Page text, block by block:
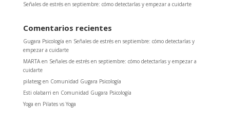
Señales de estrés en septiembre: cómo detectarlas y empezar a cuidarte
Comentarios recientes
Gugara Psicología en Señales de estrés en septiembre: cómo detectarlas y
empezar a cuidarte
MARTAen Señales de estrés en septiembre: cómo detectarlas y empezar a
cuidarte
pilatesgen Comunidad Gugara Psicología
Esti olabarri en Comunidad Gugara Psicología
Yoga en Pilates vs Yoga